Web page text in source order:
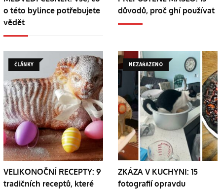
o této bylince potřebujete
vědět
důvodů, proč ghí používat
ČLÁNKY
VELIKONOČNÍ RECEPTY: 9
tradičních receptů, které
NEZAŘAZENO
ZKÁZA V KUCHYNI: 15
fotografií opravdu